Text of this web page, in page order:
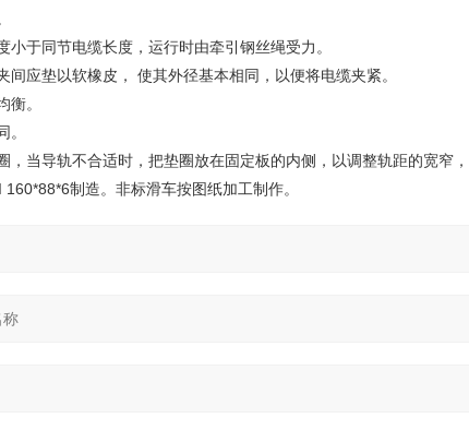
于同节电缆长度，运行时由牵引钢丝绳受力。
应垫以软橡皮， 使其外径基本相同，以便将电缆夹紧。
。
，当导轨不合适时，把垫圈放在固定板的内侧，以调整轨距的宽窄
制造。非标滑车按图纸加工制作。